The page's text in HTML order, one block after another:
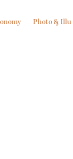
Photo & Illu